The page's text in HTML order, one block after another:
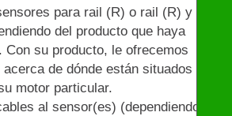
para rail (R) o rail (R) y
del producto que haya
Con su producto, le ofrecemos
de dónde están situados los
motor particular.
al sensor(es) (dependiendo